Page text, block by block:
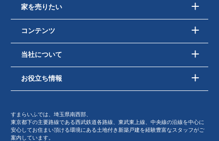
家を売りたい
コンテンツ
当社について
お役立ち情報
すまらいふでは、埼玉県南西部、
東京都下の主要路線である西武鉄道各路線、東武東上線、中央線の沿線を中心に
安心してお住まい頂ける環境にある土地付き新築戸建を経験豊富なスタッフがご
案内しています。